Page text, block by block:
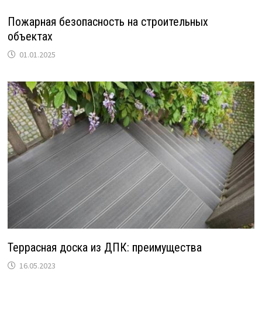
Пожарная безопасность на строительных
объектах
01.01.2025
Террасная доска из ДПК: преимущества
16.05.2023